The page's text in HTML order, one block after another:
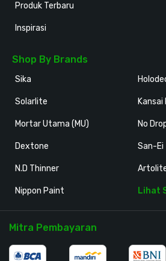
Produk Terbaru
Inspirasi
Shop By Brands
Sika
Solarlite
Mortar Utama (MU)
Dextone
N.D Thinner
Nippon Paint
No
San-Ei
Lihat
Mitra Pembayaran